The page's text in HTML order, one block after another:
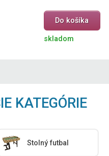
Do košíka
skladom
KATEGÓRIE
Stolný futbal